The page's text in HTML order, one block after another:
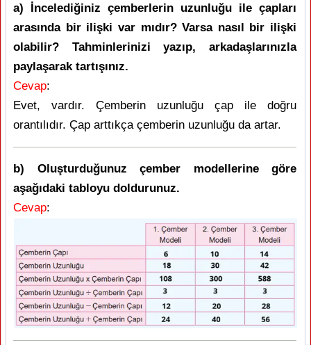
a) İncelediğiniz çemberlerin uzunluğu ile çapları
arasında bir ilişki var mıdır? Varsa nasıl bir ilişki
olabilir? Tahminlerinizi yazıp, arkadaşlarınızla
paylaşarak tartışınız.
Cevap:
Evet, vardır. Çemberin uzunluğu çap ile doğru
orantılıdır. Çap arttıkça çemberin uzunluğu da artar.
b) Oluşturduğunuz çember modellerine göre
aşağıdaki tabloyu doldurunuz.
Cevap: